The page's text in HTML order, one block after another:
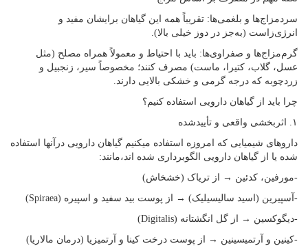
سردمزاج‌ها و بلغمی‌ها: تقریباً همه این گیاهان برایشان مفید و
انرژی‌زاست (به‌جز در دوز خیلی بالا).
گرم‌مزاج‌ها و صفراوی‌ها: باید با احتیاط و معمولاً همراه مصلح (مثل
عسل، گلاب، کتیرا، ماست) مصرف کنند؛ مخصوصاً سیر، زنجبیل و
زردچوبه که درجه گرمی و خشکی بالایی دارند.
چرا باید از گیاهان دارویی استفاده کنیم؟
۱. اثربخشی واقعی و تأییدشده
داروهای شیمیایی که امروزه استفاده میکنیم گیاهان دارویی درآنها استفاده
شده یا از گیاهان دارویی الگوبرداری شده اند،مانند:
-مورفین، کدئین → از تریاک (خشخاش)
-آسپیرین (اسید سالیسیلیک) → از پوست بید سفید و اسپیره (Spiraea)
-دیگوکسین → از گل انگشتانه (Digitalis)
-کینین و آرتمیسینین → از پوست درخت کینا و آرتمیزیا (درمان مالاریا)